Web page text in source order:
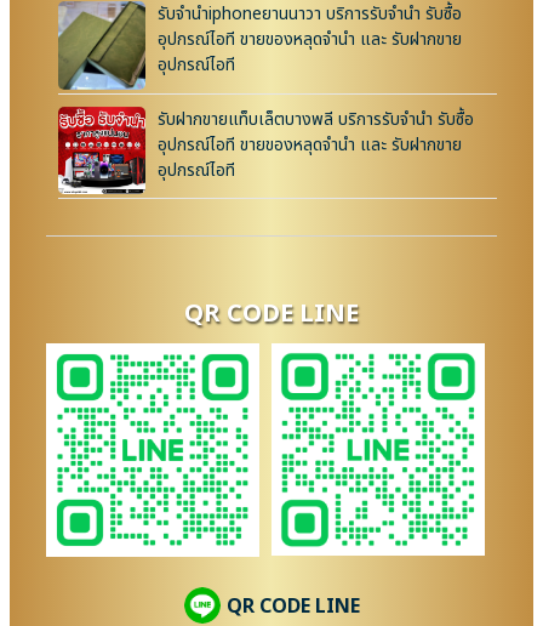
รับจำนำiphoneยานนาวา บริการรับจำนำ รับซื้อ
อุปกรณ์ไอที ขายของหลุดจำนำ และ รับฝากขาย
อุปกรณ์ไอที
รับฝากขายแท็บเล็ตบางพลี บริการรับจำนำ รับซื้อ
อุปกรณ์ไอที ขายของหลุดจำนำ และ รับฝากขาย
อุปกรณ์ไอที
QR CODE LINE
QR CODE LINE